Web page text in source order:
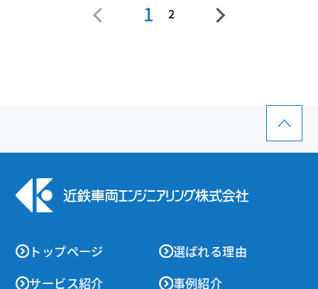
1 2
トップページ
選ばれる理由
サービス紹介
事例紹介